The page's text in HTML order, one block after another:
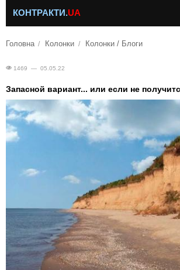
КОНТРАКТИ.UA
Головна Колонки Колонки / Блоги
1469 — 05.05.22
Запасной вариант... или если не